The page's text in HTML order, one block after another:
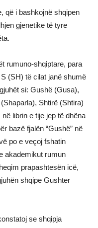
që i bashkojnë shqipen
gjenetike të tyre
rumuno-shqiptare, para
(SH) të cilat janë shumë
si: Gushë (Gusa),
Shtirë (Shtira)
librin e tije jep të dhëna
bazë fjalën “Gushë” në
po e veçoj fshatin
akademikut rumun
prapashtesën icë,
shqipe Gushter
se shqipja